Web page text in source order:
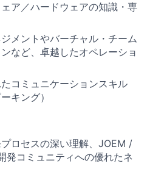
ア／ハードウェアの知識・専
メントやバーチャル・チーム
など、卓越したオペレーショ
コミュニケーションスキル
キング）
ロセスの深い理解、JOEM /
発コミュニティへの優れたネ